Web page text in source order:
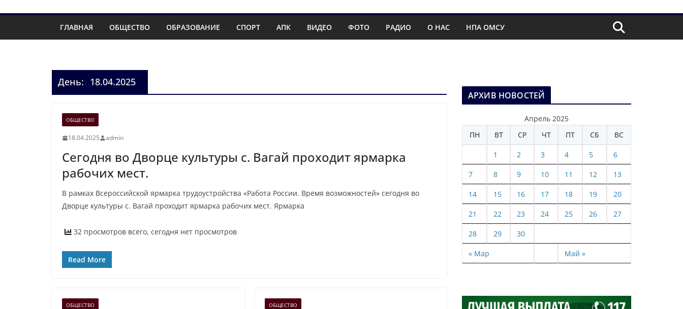
ГЛАВНАЯ ОБЩЕСТВО ОБРАЗОВАНИЕ СПОРТ АПК ВИДЕО ФОТО РАДИО О НАС НПА ОМСУ
День: 18.04.2025
ОБЩЕСТВО
18.04.2025 admin
Сегодня во Дворце культуры с. Вагай проходит ярмарка
рабочих мест.
В рамках Всероссийской ярмарка трудоустройства «Работа России. Время возможностей» сегодня во
Дворце культуры с. Вагай проходит ярмарка рабочих мест. Ярмарка
32 просмотров всего, сегодня нет просмотров
Read More
ОБЩЕСТВО ОБЩЕСТВО
АРХИВ НОВОСТЕЙ
Апрель 2025
ПН
ВТ СР ЧТ ПТ СБ ВС
« Мар Май »
1 2 3 4 5 6
7 8 9 10 11 12 13
14 15 16 17 18 19 20
21 22 23 24 25 26 27
28 29 30